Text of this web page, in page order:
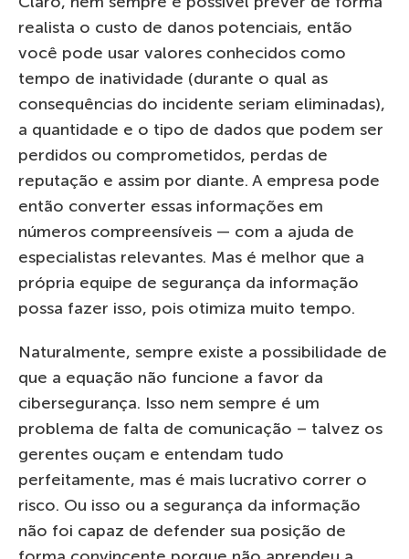
realista o custo de danos potenciais, então
você pode usar valores conhecidos como
tempo de inatividade (durante o qual as
consequências do incidente seriam eliminadas),
a quantidade e o tipo de dados que podem ser
perdidos ou comprometidos, perdas de
reputação e assim por diante. A empresa pode
então converter essas informações em
números compreensíveis — com a ajuda de
especialistas relevantes. Mas é melhor que a
própria equipe de segurança da informação
possa fazer isso, pois otimiza muito tempo.
Naturalmente, sempre existe a possibilidade de
que a equação não funcione a favor da
cibersegurança. Isso nem sempre é um
problema de falta de comunicação – talvez os
gerentes ouçam e entendam tudo
perfeitamente, mas é mais lucrativo correr o
risco. Ou isso ou a segurança da informação
não foi capaz de defender sua posição de